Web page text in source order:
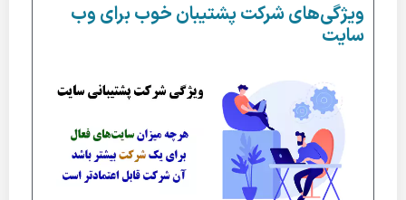
ویژگی‌های شرکت پشتیبان خوب برای وب
سایت